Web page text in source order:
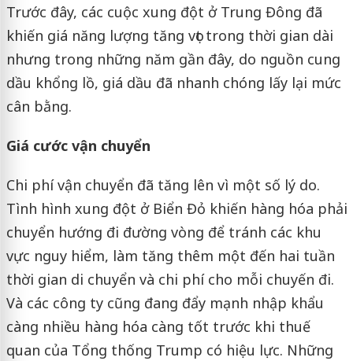
Trước đây, các cuộc xung đột ở Trung Đông đã
khiến giá năng lượng tăng vọt trong thời gian dài
nhưng trong những năm gần đây, do nguồn cung
dầu khổng lồ, giá dầu đã nhanh chóng lấy lại mức
cân bằng.
Giá cước vận chuyển
Chi phí vận chuyển đã tăng lên vì một số lý do.
Tình hình xung đột ở Biển Đỏ khiến hàng hóa phải
chuyển hướng đi đường vòng để tránh các khu
vực nguy hiểm, làm tăng thêm một đến hai tuần
thời gian di chuyển và chi phí cho mỗi chuyến đi.
Và các công ty cũng đang đẩy mạnh nhập khẩu
càng nhiều hàng hóa càng tốt trước khi thuế
quan của Tổng thống Trump có hiệu lực. Những